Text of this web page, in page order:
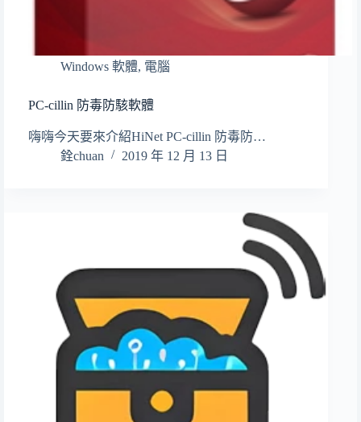
Windows 軟體, 電腦
PC-cillin 防毒防駭軟體
嗨嗨今天要來介紹HiNet PC-cillin 防毒防…
銓chuan
2019 年 12 月 13 日